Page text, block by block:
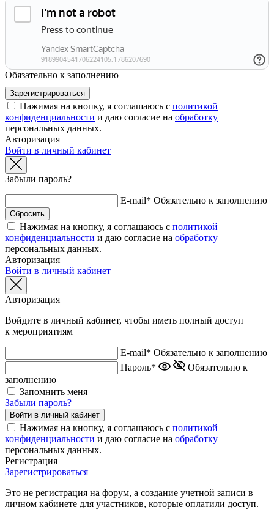
Обязательно к заполнению
Нажимая на кнопку, я соглашаюсь с политикой
конфиденциальности и даю согласие на обработку
персональных данных.
Авторизация
Войти в личный кабинет
Забыли пароль?
E-mail* Обязательно к заполнению
Нажимая на кнопку, я соглашаюсь с политикой
конфиденциальности и даю согласие на обработку
персональных данных.
Авторизация
Войти в личный кабинет
Авторизация
Войдите в личный кабинет, чтобы иметь полный доступ
к мероприятиям
E-mail* Обязательно к заполнению
Пароль*
Обязательно к
заполнению
Запомнить меня
Забыли пароль?
Нажимая на кнопку, я соглашаюсь с политикой
конфиденциальности и даю согласие на обработку
персональных данных.
Регистрация
Зарегистрироваться
Это не регистрация на форум, а создание учетной записи в
личном кабинете для участников, которые оплатили доступ.